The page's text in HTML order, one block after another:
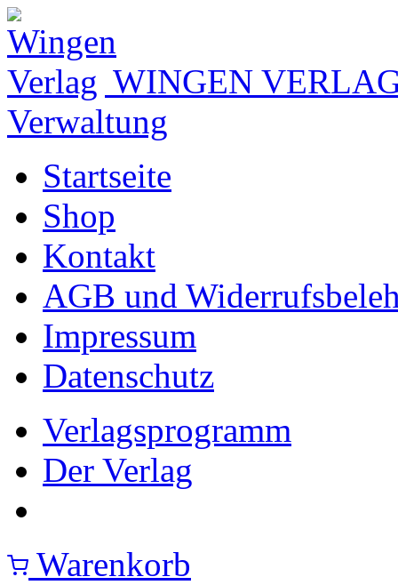
WINGEN
Verwaltung
Startseite
Shop
Kontakt
AGB und
Impressum
Datenschutz
Verlagsprogramm
Der Verlag
Warenkorb